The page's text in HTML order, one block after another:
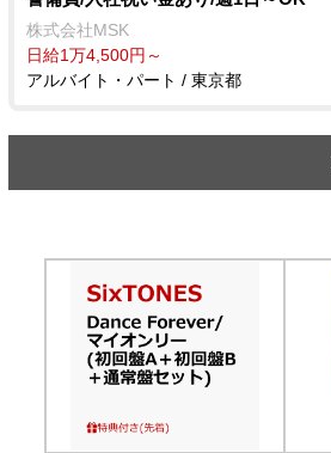
株式会社MSK
日給1万4,500円～
アルバイト・パート / 東京都